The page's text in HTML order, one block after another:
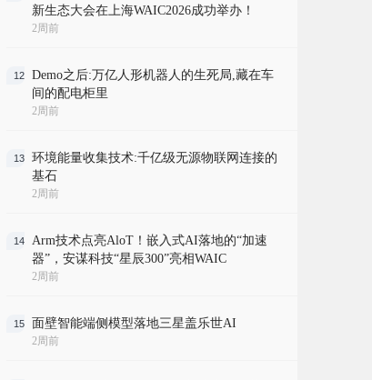
新生态大会在上海WAIC2026成功举办！
2周前
12
Demo之后:万亿人形机器人的生死局,藏在车
间的配电柜里
2周前
13
环境能量收集技术:千亿级无源物联网连接的
基石
2周前
14
Arm技术点亮AloT！嵌入式AI落地的“加速
器”，安谋科技“星辰300”亮相WAIC
2周前
15 面壁智能端侧模型落地三星盖乐世AI
2周前